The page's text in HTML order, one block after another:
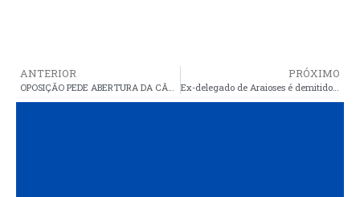
ANTERIOR
OPOSIÇÃO PEDE ABERTURA DA CÂMARA PARA VOTAR REFORMA DA PREVIDÊNCIA
PRÓXIMO
Ex-delegado de Araioses é demitido pelo governador Flávio Dino